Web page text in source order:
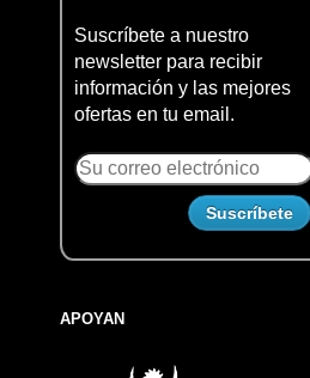
Suscríbete a nuestro
newsletter para recibir
información y las mejores
ofertas en tu email.
APOYAN